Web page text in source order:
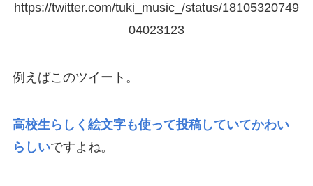
https://twitter.com/tuki_music_/status/18105320749
04023123
例えばこのツイート。
高校生らしく絵文字も使って投稿していてかわい
らしいですよね。